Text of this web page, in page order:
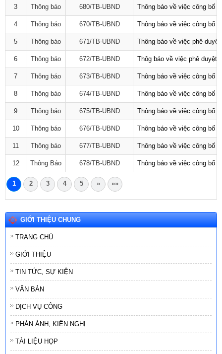
3 Thông báo 680/TB-UBND Thông báo về việc công bố
4 Thông báo 670/TB-UBND Thông báo về việc công bố
5 Thông báo 671/TB-UBND Thông báo về việc phê
6 Thông báo 672/TB-UBND Thôg báo về việc phê duyệt
7 Thông báo 673/TB-UBND Thông báo về việc công bố
8 Thông báo 674/TB-UBND Thông báo về việc công bố
9 Thông báo 675/TB-UBND Thông báo về việc công bố
10 Thông báo 676/TB-UBND Thông báo về việc công bố
11 Thông báo 677/TB-UBND Thông báo về việc công bố
12 Thông Báo 678/TB-UBND Thông báo về việc công bố
1 2 3 4 5 » »»
GIỚI THIỆU CHUNG
TRANG CHỦ
GIỚI THIỆU
TIN TỨC, SỰ KIỆN
VĂN BẢN
DỊCH VỤ CÔNG
PHẢN ÁNH, KIẾN NGHỊ
TÀI LIỆU HỌP